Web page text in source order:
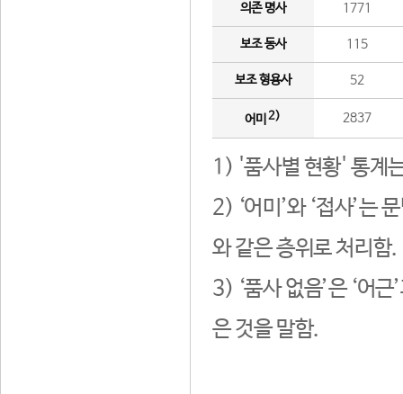
의존 명사 1771
보조 동사 115
보조 형용사 52
어미 2) 2837
1) '품사별 현황' 통계
2) ‘어미’와 ‘접사’는
와 같은 층위로 처리함.
3) ‘품사 없음’은 ‘어
은 것을 말함.